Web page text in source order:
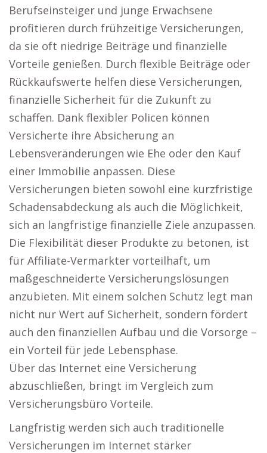
Berufseinsteiger und junge Erwachsene
profitieren durch frühzeitige Versicherungen,
da sie oft niedrige Beiträge und finanzielle
Vorteile genießen. Durch flexible Beiträge oder
Rückkaufswerte helfen diese Versicherungen,
finanzielle Sicherheit für die Zukunft zu
schaffen. Dank flexibler Policen können
Versicherte ihre Absicherung an
Lebensveränderungen wie Ehe oder den Kauf
einer Immobilie anpassen. Diese
Versicherungen bieten sowohl eine kurzfristige
Schadensabdeckung als auch die Möglichkeit,
sich an langfristige finanzielle Ziele anzupassen.
Die Flexibilität dieser Produkte zu betonen, ist
für Affiliate-Vermarkter vorteilhaft, um
maßgeschneiderte Versicherungslösungen
anzubieten. Mit einem solchen Schutz legt man
nicht nur Wert auf Sicherheit, sondern fördert
auch den finanziellen Aufbau und die Vorsorge –
ein Vorteil für jede Lebensphase.
Über das Internet eine Versicherung
abzuschließen, bringt im Vergleich zum
Versicherungsbüro Vorteile.
Langfristig werden sich auch traditionelle
Versicherungen im Internet stärker